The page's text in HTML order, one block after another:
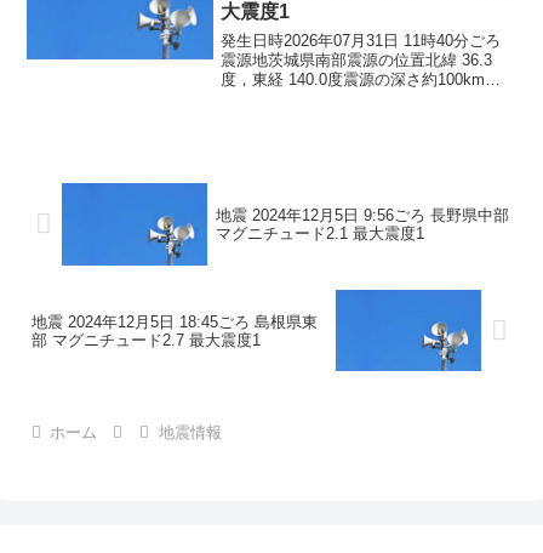
大震度1
発生日時2026年07月31日 11時40分ごろ
震源地茨城県南部震源の位置北緯 36.3
度，東経 140.0度震源の深さ約100km地
地震 2024年12月5日 9:56ごろ 長野県中部
マグニチュード2.1 最大震度1
地震 2024年12月5日 18:45ごろ 島根県東
部 マグニチュード2.7 最大震度1
ホーム 地震情報